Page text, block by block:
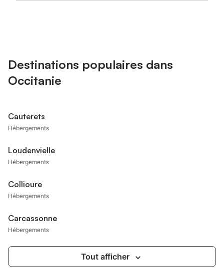
Destinations populaires dans
Occitanie
Cauterets
Hébergements
Loudenvielle
Hébergements
Collioure
Hébergements
Carcassonne
Hébergements
Tout afficher